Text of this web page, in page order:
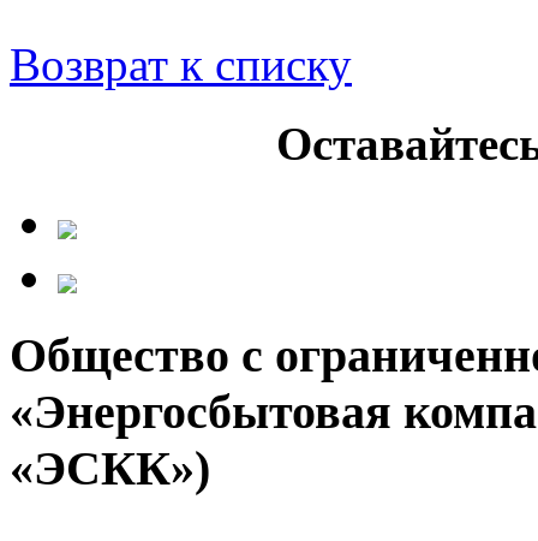
Возврат к списку
Общество с
«Энергосбытовая
«ЭСКК»)